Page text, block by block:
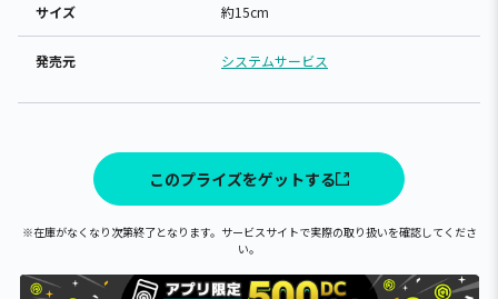
サイズ 約15cm
発売元 システムサービス
このプライズをゲットする
※在庫がなくなり次第終了となります。サービスサイトで実際の取り扱いを確認してくださ
い。